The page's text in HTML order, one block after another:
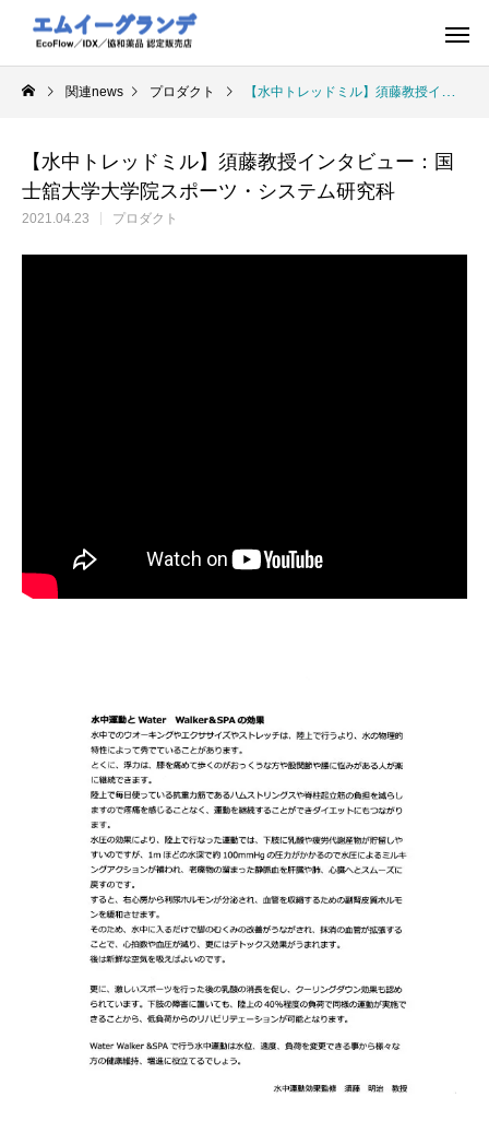
関連news プロダクト 【水中トレッドミル】須藤教授インタビュー：国士舘大学大学院スポーツ・システム研究科
【水中トレッドミル】須藤教授インタビュー：国
士舘大学大学院スポーツ・システム研究科
2021.04.23 プロダクト